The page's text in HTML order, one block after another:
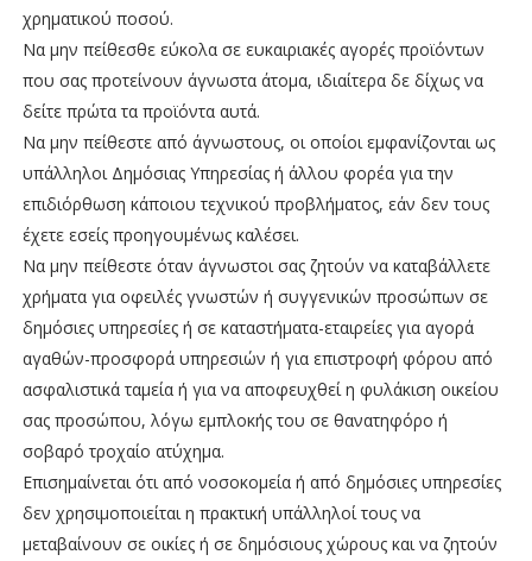
χρηματικού ποσού.
Να μην πείθεσθε εύκολα σε ευκαιριακές αγορές προϊόντων
που σας προτείνουν άγνωστα άτομα, ιδιαίτερα δε δίχως να
δείτε πρώτα τα προϊόντα αυτά.
Να μην πείθεστε από άγνωστους, οι οποίοι εμφανίζονται ως
υπάλληλοι Δημόσιας Υπηρεσίας ή άλλου φορέα για την
επιδιόρθωση κάποιου τεχνικού προβλήματος, εάν δεν τους
έχετε εσείς προηγουμένως καλέσει.
Να μην πείθεστε όταν άγνωστοι σας ζητούν να καταβάλλετε
χρήματα για οφειλές γνωστών ή συγγενικών προσώπων σε
δημόσιες υπηρεσίες ή σε καταστήματα-εταιρείες για αγορά
αγαθών-προσφορά υπηρεσιών ή για επιστροφή φόρου από
ασφαλιστικά ταμεία ή για να αποφευχθεί η φυλάκιση οικείου
σας προσώπου, λόγω εμπλοκής του σε θανατηφόρο ή
σοβαρό τροχαίο ατύχημα.
Επισημαίνεται ότι από νοσοκομεία ή από δημόσιες υπηρεσίες
δεν χρησιμοποιείται η πρακτική υπάλληλοί τους να
μεταβαίνουν σε οικίες ή σε δημόσιους χώρους και να ζητούν